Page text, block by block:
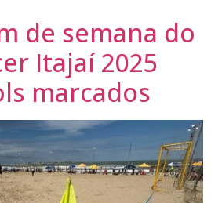
de semana do
Itajaí 2025
marcados